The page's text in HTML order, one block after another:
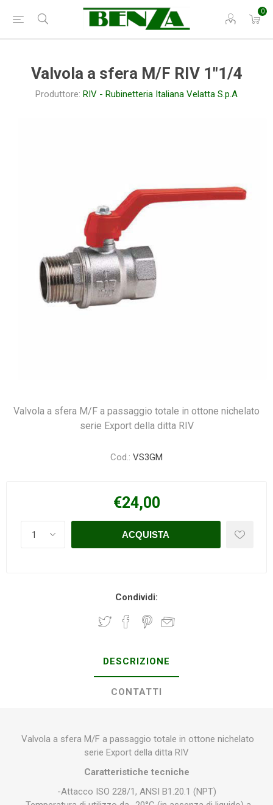
0
Valvola a sfera M/F RIV 1"1/4
Produttore: RIV - Rubinetteria Italiana Velatta S.p.A
Valvola a sfera M/F a passaggio totale in ottone nichelato
serie Export della ditta RIV
Cod.: VS3GM
€24,00
Condividi:
DESCRIZIONE
CONTATTI
Valvola a sfera M/F a passaggio totale in ottone nichelato
serie Export della ditta RIV
Caratteristiche tecniche
-Attacco ISO 228/1, ANSI B1.20.1 (NPT)